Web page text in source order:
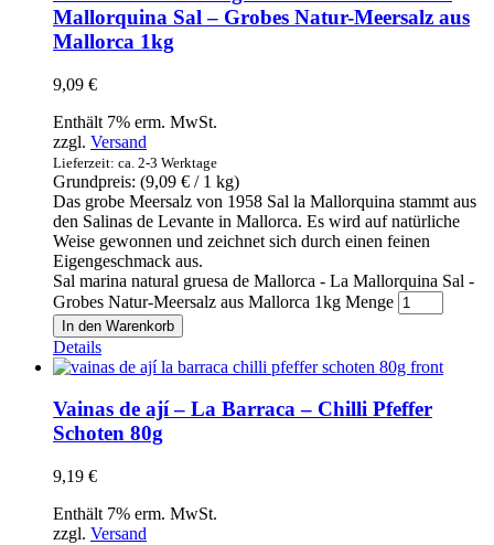
Mallorquina Sal – Grobes Natur-Meersalz aus
Mallorca 1kg
9,09 €
Enthält 7% erm. MwSt.
zzgl. Versand
Lieferzeit: ca. 2-3 Werktage
Grundpreis: (9,09 € / 1 kg)
Das grobe Meersalz von 1958 Sal la Mallorquina stammt aus
den Salinas de Levante in Mallorca. Es wird auf natürliche
Weise gewonnen und zeichnet sich durch einen feinen
Eigengeschmack aus.
Sal marina natural gruesa de Mallorca - La Mallorquina Sal -
Grobes Natur-Meersalz aus Mallorca 1kg Menge
In den Warenkorb
Details
Vainas de ají – La Barraca – Chilli Pfeffer
Schoten 80g
9,19 €
Enthält 7% erm. MwSt.
zzgl. Versand